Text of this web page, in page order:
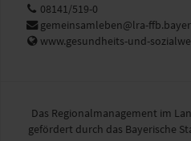
Telefon:
08141/519-0
E-
Mail:
gemeinsamleben@lra-
Web:
www.gesundheits-und-
Das Regionalmanagement im
gefördert durch das Bayerische